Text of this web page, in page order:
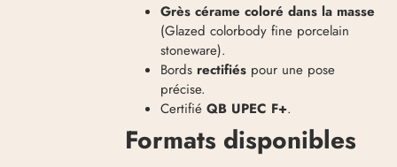
Grès cérame coloré dans la masse
(Glazed colorbody fine porcelain
stoneware).
Bords rectifiés pour une pose
précise.
CertifiéQB UPEC F+.
Formats disponibles